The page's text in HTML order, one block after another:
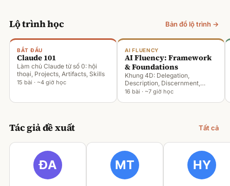
Lộ trình học Bản đồ lộ trình →
BẮT ĐẦU
Claude 101
Làm chủ Claude từ số 0: hội
thoại, Projects, Artifacts, Skills
15 bài · ~4 giờ học
AI FLUENCY
AI Fluency: Framework
& Foundations
Khung 4D: Delegation,
Description, Discernment,
Diligence
16 bài · ~7 giờ học
Tác giả đề xuất Tất cả